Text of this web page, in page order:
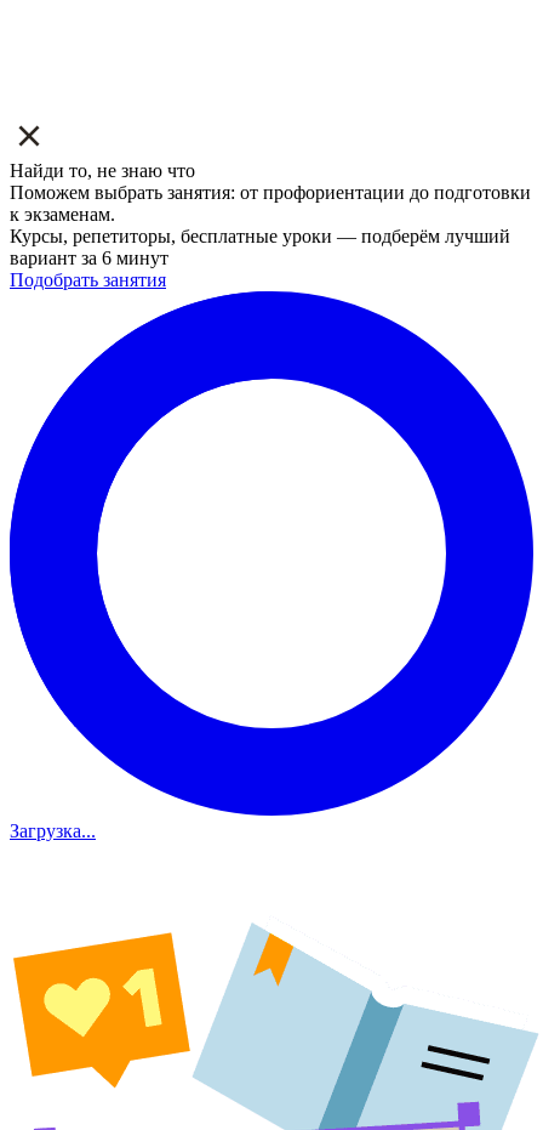
Найди то, не знаю что
Поможем выбрать занятия: от профориентации до подготовки
к экзаменам.
Курсы, репетиторы, бесплатные уроки — подберём лучший
вариант за 6 минут
Подобрать занятия
Загрузка...